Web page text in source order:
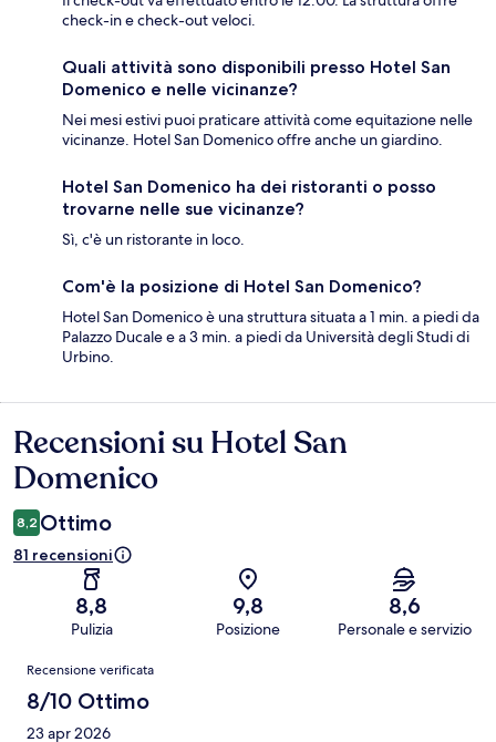
check-in e check-out veloci.
Quali attività sono disponibili presso Hotel San
Domenico e nelle vicinanze?
Nei mesi estivi puoi praticare attività come equitazione nelle
vicinanze. Hotel San Domenico offre anche un giardino.
Hotel San Domenico ha dei ristoranti o posso
trovarne nelle sue vicinanze?
Sì, c'è un ristorante in loco.
Com'è la posizione di Hotel San Domenico?
Hotel San Domenico è una struttura situata a 1 min. a piedi da
Palazzo Ducale e a 3 min. a piedi da Università degli Studi di
Urbino.
Recensioni
Recensioni su Hotel San
Domenico
8,2 Ottimo
81 recensioni
8,8
Pulizia
9,8
Posizione
8,6
Personale e servizio
Recensioni
Recensione verificata
8/10 Ottimo
23 apr 2026